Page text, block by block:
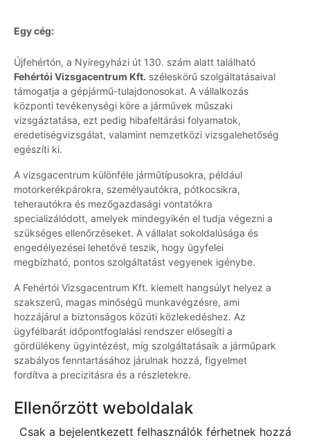
Egy cég:
Újfehértón, a Nyíregyházi út 130. szám alatt található
Fehértói Vizsgacentrum Kft. széleskörű szolgáltatásaival
támogatja a gépjármű-tulajdonosokat. A vállalkozás
központi tevékenységi köre a járművek műszaki
vizsgáztatása, ezt pedig hibafeltárási folyamatok,
eredetiségvizsgálat, valamint nemzetközi vizsgalehetőség
egészíti ki.
A vizsgacentrum különféle járműtípusokra, például
motorkerékpárokra, személyautókra, pótkocsikra,
teherautókra és mezőgazdasági vontatókra
specializálódott, amelyek mindegyikén el tudja végezni a
szükséges ellenőrzéseket. A vállalat sokoldalúsága és
engedélyezései lehetővé teszik, hogy ügyfelei
megbízható, pontos szolgáltatást vegyenek igénybe.
A Fehértói Vizsgacentrum Kft. kiemelt hangsúlyt helyez a
szakszerű, magas minőségű munkavégzésre, ami
hozzájárul a biztonságos közúti közlekedéshez. Az
ügyfélbarát időpontfoglalási rendszer elősegíti a
gördülékeny ügyintézést, míg szolgáltatásaik a járműpark
szabályos fenntartásához járulnak hozzá, figyelmet
fordítva a precizitásra és a részletekre.
Ellenőrzött weboldalak
Csak a bejelentkezett felhasználók férhetnek hozzá